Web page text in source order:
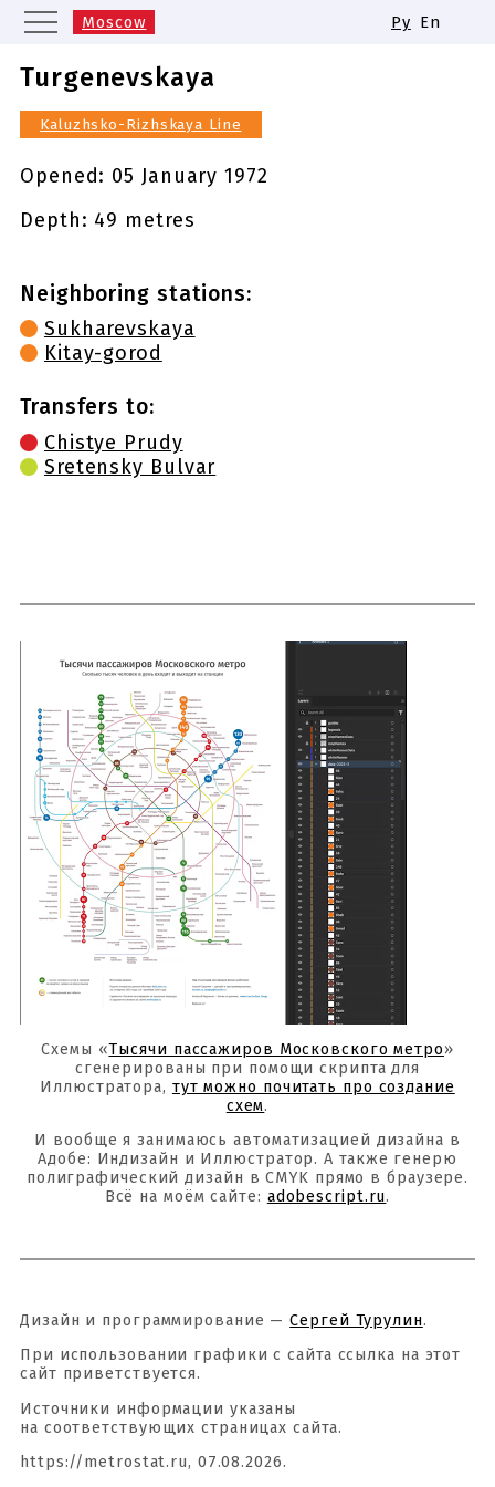
Moscow
Kazan
Nizhny Novgorod
Novosibirsk
Samara
Same names of metro stations
Ру En
Turgenevskaya
Kaluzhsko-Rizhskaya Line
Opened: 05 January 1972
Depth: 49 metres
Neighboring stations:
Sukharevskaya
Kitay-gorod
Transfers to:
Chistye Prudy
Sretensky Bulvar
Схемы «Тысячи пассажиров Московского метро»
сгенерированы при помощи скрипта для
Иллюстратора, тут можно почитать про создание
схем.
И вообще я занимаюсь автоматизацией дизайна в
Адобе: Индизайн и Иллюстратор. А также генерю
полиграфический дизайн в CMYK прямо в браузере.
Всё на моём сайте: adobescript.ru.
Дизайн и программирование —Сергей Турулин.
При использовании графики с сайта ссылка на этот
сайт приветствуется.
Источники информации указаны
на соответствующих страницах сайта.
https://metrostat.ru, 07.08.2026.